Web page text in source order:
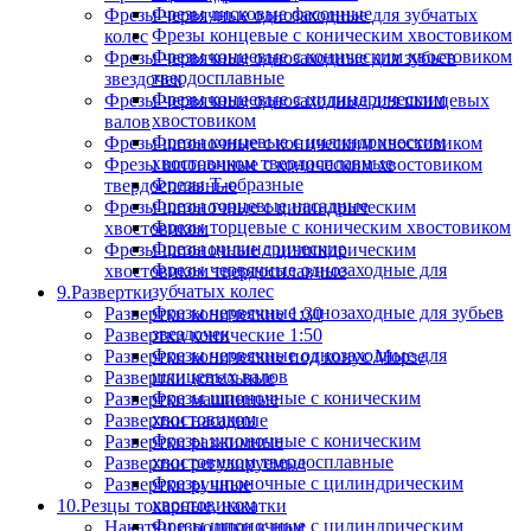
Фрезы червячные однозаходные для зубчатых
колес
Фрезы червячные однозаходные для зубьев
звездочек
Фрезы червячные однозаходные для шлицевых
валов
Фрезы шпоночные с коническим хвостовиком
Фрезы шпоночные с коническим хвостовиком
твердосплавные
Фрезы шпоночные с цилиндрическим
хвостовиком
Фрезы шпоночные с цилиндрическим
хвостовиком твердосплавные
9.Развертки
Развертки конические 1:30
Развертки конические 1:50
Развертки конические под конус Морзе
Развертки котельные
Развертки машинные
Развертки насадные
Развертки разжимные
Развертки регулируемые
Развертки ручные
10.Резцы токарные, накатки
Накатки и ролики к ним
Фрезы дисковые фасонные
Фрезы концевые с коническим хвостовиком
Фрезы концевые с коническим хвостовиком
твердосплавные
Фрезы концевые с цилиндрическим
хвостовиком
Фрезы концевые с цилиндрическим
хвостовиком твердосплавные
Фрезы Т-образные
Фрезы торцевые насадные
Фрезы торцевые с коническим хвостовиком
Фрезы цилиндрические
Фрезы червячные однозаходные для
зубчатых колес
Фрезы червячные однозаходные для зубьев
звездочек
Фрезы червячные однозаходные для
шлицевых валов
Фрезы шпоночные с коническим
хвостовиком
Фрезы шпоночные с коническим
хвостовиком твердосплавные
Фрезы шпоночные с цилиндрическим
хвостовиком
Фрезы шпоночные с цилиндрическим